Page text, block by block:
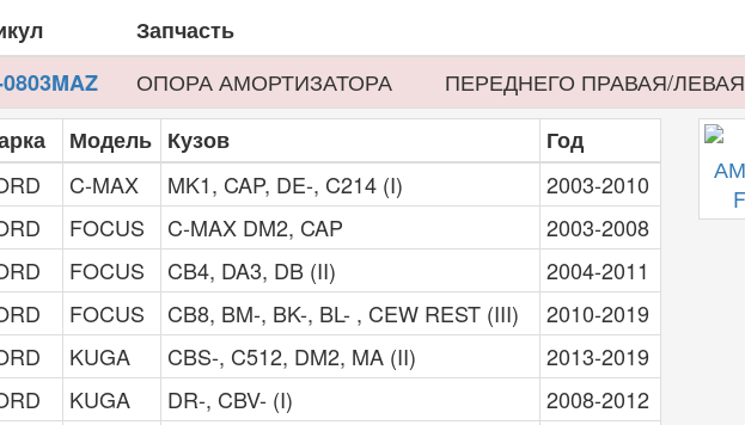
Запчасть
ОПОРА АМОРТИЗАТОРА ПЕРЕДНЕГО ПРАВАЯ/ЛЕВАЯ
Модель Кузов
Год
C-MAX MK1, CAP, DE-, C214 (I)
2003-2010
FOCUS C-MAX DM2, CAP
2003-2008
FOCUS CB4, DA3, DB (II)
2004-2011
FOCUS CB8, BM-, BK-, BL- , CEW REST (III)
2010-2019
KUGA CBS-, C512, DM2, MA (II)
2013-2019
KUGA DR-, CBV- (I)
2008-2012